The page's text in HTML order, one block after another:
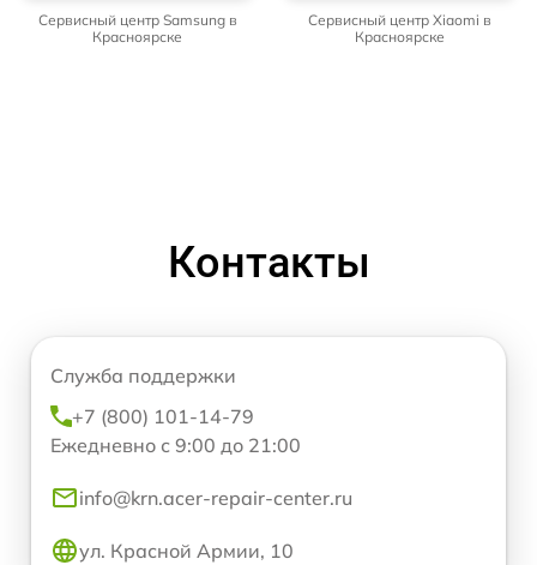
Сервисный центр Samsung в
Красноярске
Сервисный центр Xiaomi в
Красноярске
Контакты
Служба поддержки
+7 (800) 101-14-79
Ежедневно с 9:00 до 21:00
info@krn.acer-repair-center.ru
ул. Красной Армии, 10